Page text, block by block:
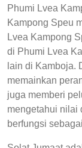
Phumi Lvea
Kampong Speu
Lvea Kampong
di Phumi Lvea
lain di Kamboja.
memainkan
juga memberi
mengetahui nilai
berfungsi